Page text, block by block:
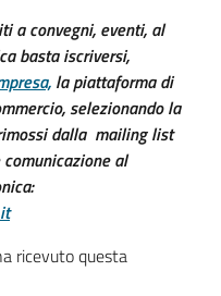
a convegni, eventi, al
basta iscriversi,
la piattaforma di
selezionando la
dalla mailing list
comunicazione al
ricevuto questa